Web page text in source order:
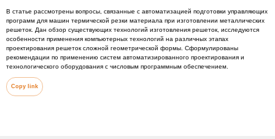
В статье рассмотрены вопросы, связанные с автоматизацией подготовки управляющих
программ для машин термической резки материала при изготовлении металлических
решеток. Дан обзор существующих технологий изготовления решеток, исследуются
особенности применения компьютерных технологий на различных этапах
проектирования решеток сложной геометрической формы. Сформулированы
рекомендации по применению систем автоматизированного проектирования и
технологического оборудования с числовым программным обеспечением.
Copy link